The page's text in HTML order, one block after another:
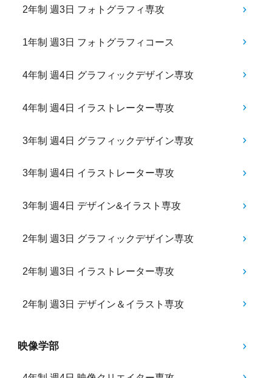
2年制 週3日 フォトグラフィ専攻
1年制 週3日 フォトグラフィコース
4年制 週4日 グラフィックデザイン専攻
4年制 週4日 イラストレーター専攻
3年制 週4日 グラフィックデザイン専攻
3年制 週4日 イラストレーター専攻
3年制 週4日 デザイン&イラスト専攻
2年制 週3日 グラフィックデザイン専攻
2年制 週3日 イラストレーター専攻
2年制 週3日 デザイン＆イラスト専攻
映像学部